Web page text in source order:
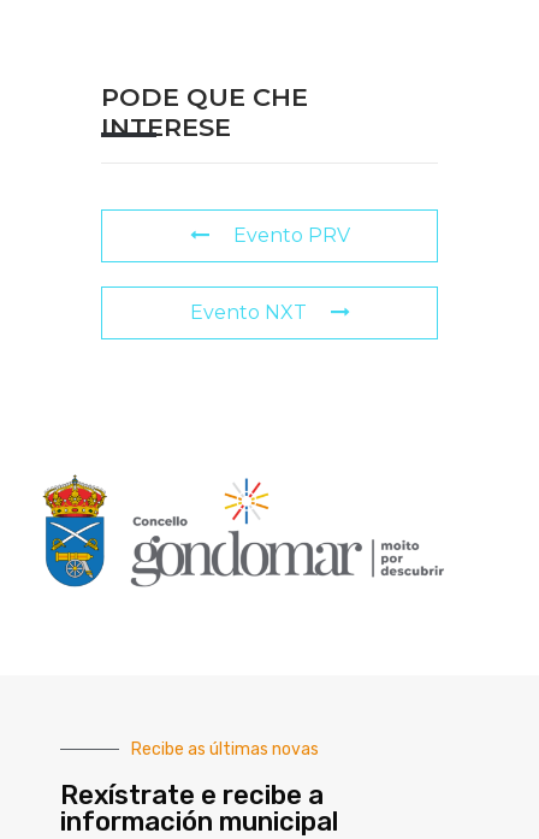
PODE QUE CHE
INTERESE
Evento PRV
Evento NXT
Recibe as últimas novas
Rexístrate e recibe a
información municipal